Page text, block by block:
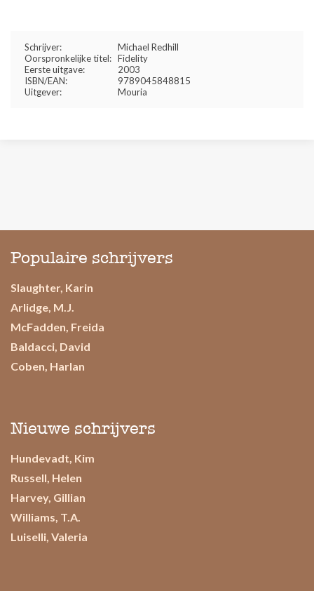
Schrijver:
Michael Redhill
Oorspronkelijke titel: Fidelity
Eerste uitgave:
2003
ISBN/EAN:
9789045848815
Uitgever:
Mouria
Populaire schrijvers
Slaughter, Karin
Arlidge, M.J.
McFadden, Freida
Baldacci, David
Coben, Harlan
Nieuwe schrijvers
Hundevadt, Kim
Russell, Helen
Harvey, Gillian
Williams, T.A.
Luiselli, Valeria